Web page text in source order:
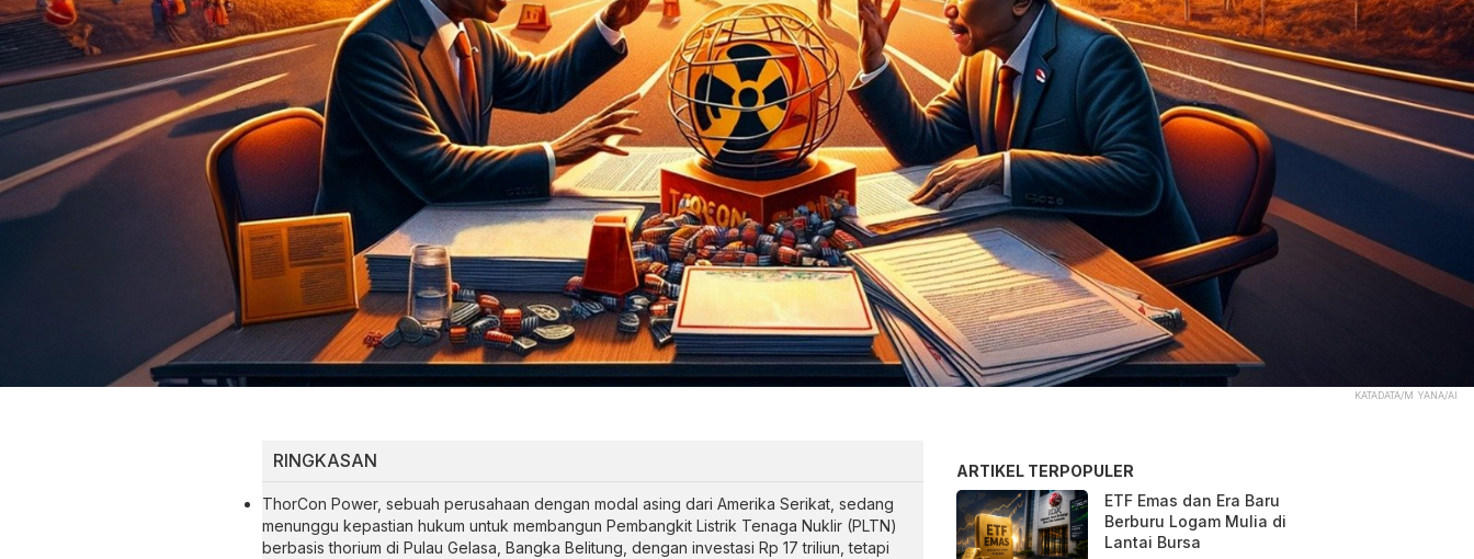
KATADATA/M YANA/AI
RINGKASAN
ThorCon Power, sebuah perusahaan dengan modal asing dari Amerika Serikat, sedang
menunggu kepastian hukum untuk membangun Pembangkit Listrik Tenaga Nuklir (PLTN)
berbasis thorium di Pulau Gelasa, Bangka Belitung, dengan investasi Rp 17 triliun, tetapi
ARTIKEL TERPOPULER
ETF Emas dan Era Baru
Berburu Logam Mulia di
Lantai Bursa